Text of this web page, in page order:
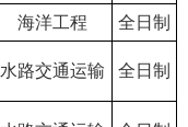
海洋工程 全日制
水路交通运输 全日制